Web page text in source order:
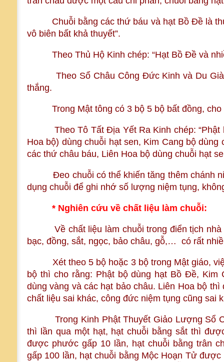
Chuỗi bằng các thứ báu và hạt Bồ Đề là
vô biên bất khả thuyết”.
Theo Thủ Hộ Kinh chép: “Hạt Bồ Đề và
Theo Sổ Châu Công Đức Kinh và Du Già
thắng.
Trong Mật tông có 3 bộ 5 bộ bất đồng, cho
Theo Tô Tất Địa Yết Ra Kinh chép: “Phật
Hoa bộ) dùng chuỗi hạt sen, Kim Cang bộ
các thứ châu báu, Liên Hoa bộ dùng chuỗi hạt
Đeo chuỗi có thể khiến tăng thêm chánh
dụng chuỗi để ghi nhớ số lượng niệm tụng,
* Nghiên cứu về chất liệu làm chuỗi:
Về chất liệu làm chuỗi trong điển tịch nhà
bạc, đồng, sắt, ngọc, bảo châu, gỗ,… có rất
Xét theo 5 bộ hoặc 3 bộ trong Mật giáo,
bộ thì cho rằng: Phật bộ dùng hạt Bồ Đề,
dùng vàng và các hạt bảo châu. Liên Hoa bộ
chất liệu sai khác, công đức niệm tụng cũng sai
Trong Kinh Phật Thuyết Giảo Lượng Sổ
thì lần qua một hạt, hạt chuỗi bằng sắt thì
được phước gấp 10 lần, hạt chuỗi bằng trân
gấp 100 lần, hạt chuỗi bằng Mộc Hoạn Tử